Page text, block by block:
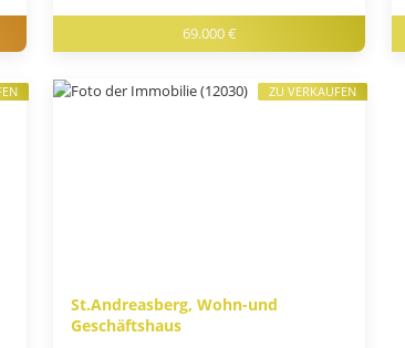
69.000 €
St.Andreasberg, Wohn-und
Geschäftshaus
ZU VERKAUFEN